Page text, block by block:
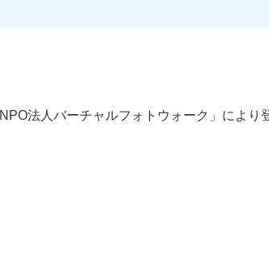
NPO法人バーチャルフォトウォーク 」により